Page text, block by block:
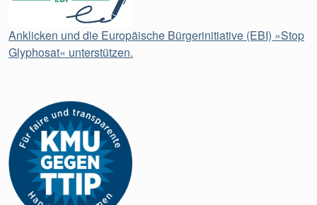
Anklicken und die Europäische Bürgerinitiative (EBI) »Stop
Glyphosat« unterstützen.